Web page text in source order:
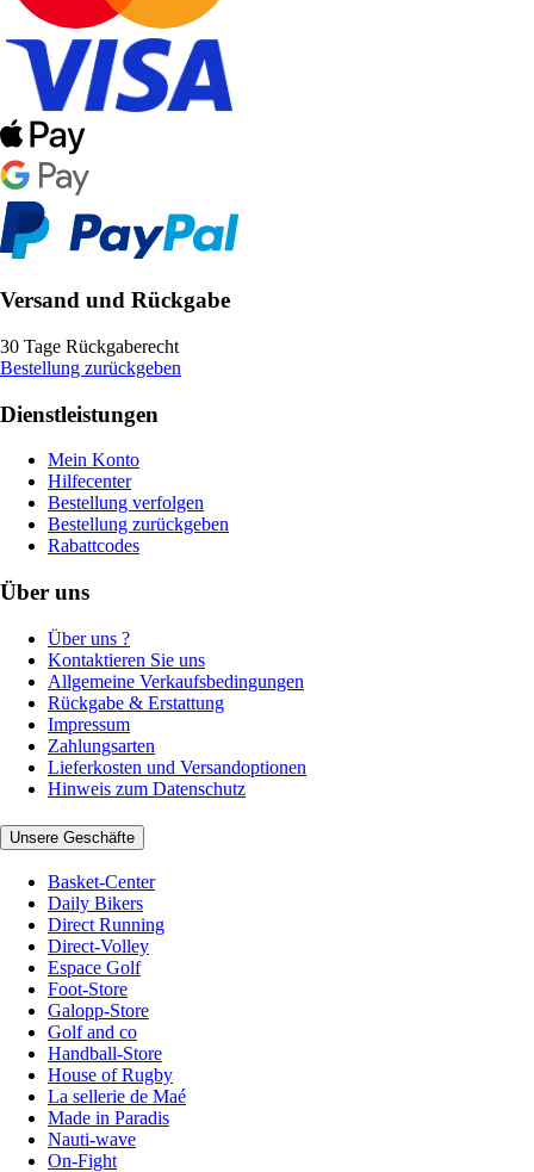
Versand und Rückgabe
30 Tage Rückgaberecht
Bestellung zurückgeben
Dienstleistungen
Mein Konto
Hilfecenter
Bestellung verfolgen
Bestellung zurückgeben
Rabattcodes
Über uns
Über uns ?
Kontaktieren Sie uns
Allgemeine Verkaufsbedingungen
Rückgabe & Erstattung
Impressum
Zahlungsarten
Lieferkosten und Versandoptionen
Hinweis zum Datenschutz
Unsere Geschäfte
Basket-Center
Daily Bikers
Direct Running
Direct-Volley
Espace Golf
Foot-Store
Galopp-Store
Golf and co
Handball-Store
House of Rugby
La sellerie de Maé
Made in Paradis
Nauti-wave
On-Fight